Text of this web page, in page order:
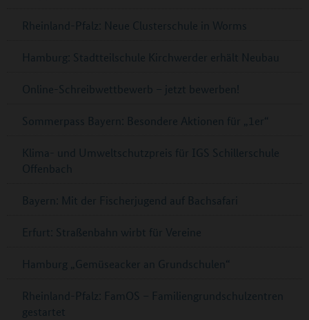
Rheinland-Pfalz: Neue Clusterschule in Worms
Hamburg: Stadtteilschule Kirchwerder erhält Neubau
Online-Schreibwettbewerb – jetzt bewerben!
Sommerpass Bayern: Besondere Aktionen für „1er“
Klima- und Umweltschutzpreis für IGS Schillerschule
Offenbach
Bayern: Mit der Fischerjugend auf Bachsafari
Erfurt: Straßenbahn wirbt für Vereine
Hamburg „Gemüseacker an Grundschulen“
Rheinland-Pfalz: FamOS – Familiengrundschulzentren
gestartet